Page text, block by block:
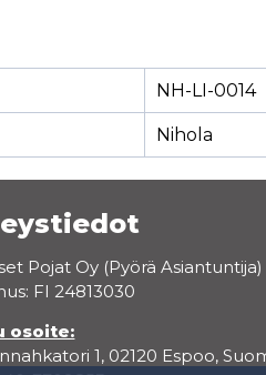
NH-LI-0014
Nihola
Pojat Oy (Pyörä Asiantuntija)
FI 24813030
osoite:
1, 02120 Espoo,